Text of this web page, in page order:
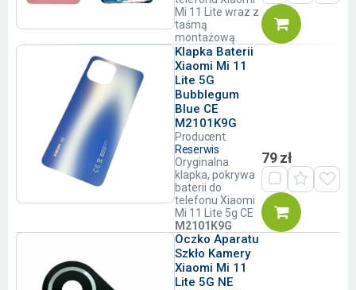
Mi 11 Lite wraz z
taśmą
montażową.
Klapka Baterii
Xiaomi Mi 11
Lite 5G
Bubblegum
Blue CE
M2101K9G
Producent:
Reserwis
Oryginalna
klapka, pokrywa
baterii do
telefonu Xiaomi
Mi 11 Lite 5g CE
M2101K9G
79 zł
Oczko Aparatu
Szkło Kamery
Xiaomi Mi 11
Lite 5G NE